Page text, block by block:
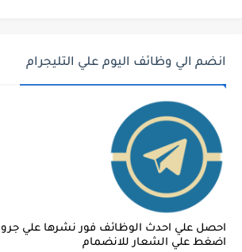
انضم الي وظائف اليوم علي التليجرام
احصل علي احدث الوظائف فور نشرها علي
اضغط علي الشعار للانضمام